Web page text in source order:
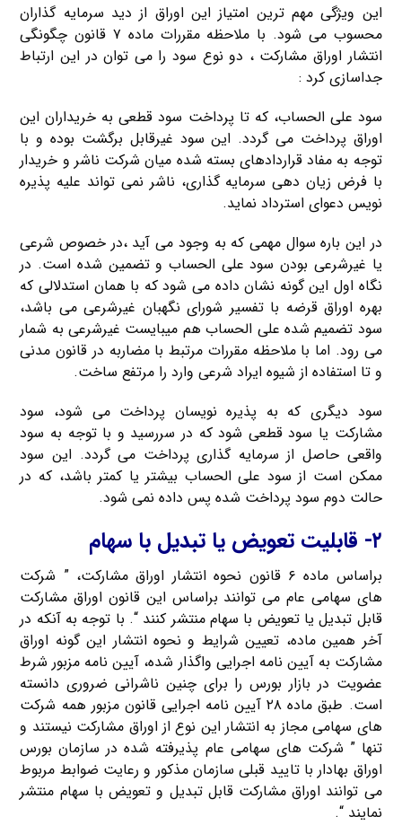
این ویژگی مهم ترین امتیاز این اوراق از دید سرمایه گذاران
محسوب می شود. با ملاحظه مقررات ماده ۷ قانون چگونگی
انتشار اوراق مشارکت ، دو نوع سود را می توان در این ارتباط
جداسازی کرد :
سود علی الحساب، که تا پرداخت سود قطعی به خریداران این
اوراق پرداخت می گردد. این سود غیرقابل برگشت بوده و با
توجه به مفاد قراردادهای بسته شده میان شرکت ناشر و خریدار
با فرض زیان دهی سرمایه گذاری، ناشر نمی تواند علیه پذیره
نویس دعوای استرداد نماید.
در این باره سوال مهمی که به وجود می آید ،در خصوص شرعی
یا غیرشرعی بودن سود علی الحساب و تضمین شده است. در
نگاه اول این گونه نشان داده می شود که با همان استدلالی که
بهره اوراق قرضه با تفسیر شورای نگهبان غیرشرعی می باشد،
سود تضمیم شده علی الحساب هم میبایست غیرشرعی به شمار
می رود. اما با ملاحظه مقررات مرتبط با مضاربه در قانون مدنی
و تا استفاده از شیوه ایراد شرعی وارد را مرتفع ساخت.
سود دیگری که به پذیره نویسان پرداخت می شود، سود
مشارکت یا سود قطعی شود که در سررسید و با توجه به سود
واقعی حاصل از سرمایه گذاری پرداخت می گردد. این سود
ممکن است از سود علی الحساب بیشتر یا کمتر باشد، که در
حالت دوم سود پرداخت شده پس داده نمی شود.
۲- قابلیت تعویض یا تبدیل با سهام
براساس ماده ۶ قانون نحوه انتشار اوراق مشارکت، ” شرکت
های سهامی عام می توانند براساس این قانون اوراق مشارکت
قابل تبدیل یا تعویض با سهام منتشر کنند “. با توجه به آنکه در
آخر همین ماده، تعیین شرایط و نحوه انتشار این گونه اوراق
مشارکت به آیین نامه اجرایی واگذار شده، آیین نامه مزبور شرط
عضویت در بازار بورس را برای چنین ناشرانی ضروری دانسته
است. طبق ماده ۲۸ آیین نامه اجرایی قانون مزبور همه شرکت
های سهامی مجاز به انتشار این نوع از اوراق مشارکت نیستند و
تنها ” شرکت های سهامی عام پذیرفته شده در سازمان بورس
اوراق بهادار با تایید قبلی سازمان مذکور و رعایت ضوابط مربوط
می توانند اوراق مشارکت قابل تبدیل و تعویض با سهام منتشر
نمایند “.